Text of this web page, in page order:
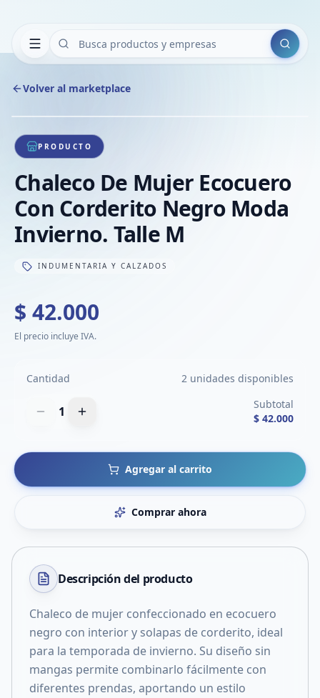
Buscar
Volver al marketplace
1/1
PRODUCTO
Chaleco De Mujer Ecocuero
Con Corderito Negro Moda
Invierno. Talle M
INDUMENTARIA Y CALZADOS
$ 42.000
El precio incluye IVA.
Cantidad 2 unidades disponibles
1
Subtotal
$ 42.000
Agregar al carrito
Comprar ahora
Descripción del producto
Chaleco de mujer confeccionado en ecocuero
negro con interior y solapas de corderito, ideal
para la temporada de invierno. Su diseño sin
mangas permite combinarlo fácilmente con
diferentes prendas, aportando un estilo